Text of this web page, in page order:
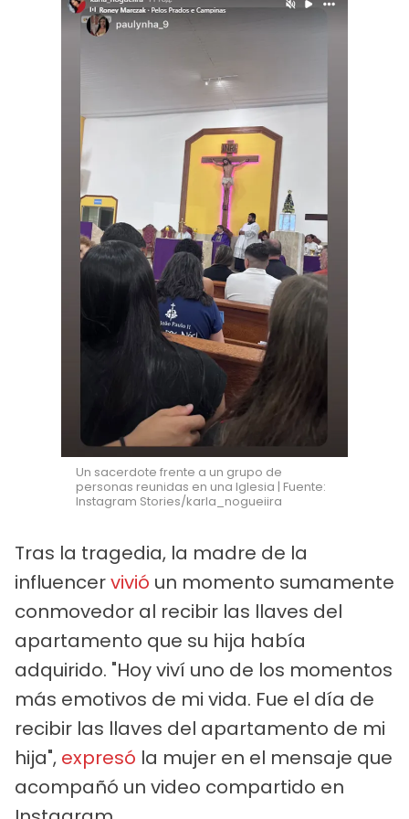
Un sacerdote frente a un grupo de
personas reunidas en una Iglesia | Fuente:
Instagram Stories/karla_nogueiira
Tras la tragedia, la madre de la
influencervivió un momento sumamente
conmovedor al recibir las llaves del
apartamento que su hija había
adquirido. "Hoy viví uno de los momentos
más emotivos de mi vida. Fue el día de
recibir las llaves del apartamento de mi
hija", expresó la mujer en el mensaje que
acompañó un video compartido en